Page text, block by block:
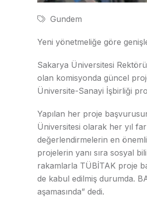
Gundem
Yeni yönetmeliğe göre
Sakarya Üniversitesi
olan komisyonda güncel
Üniversite-Sanayi İşbirliği
Yapılan her proje
Üniversitesi olarak her yıl
değerlendirmelerin en
projelerin yanı sıra sosyal
rakamlarla TÜBİTAK proje
de kabul edilmiş durumda.
aşamasında” dedi.